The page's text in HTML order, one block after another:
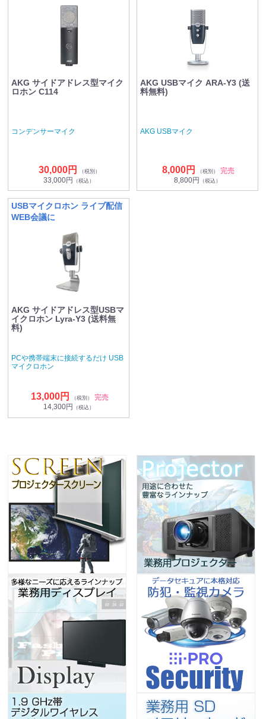
AKG サイドアドレス型マイク
ロホン C114
コンデンサーマイク
30,000円 （税別）
33,000円 （税込）
AKG USBマイク ARA-Y3 (送
料無料)
AKG USBマイク
8,000円 （税別）
完売
8,800円 （税込）
USBマイクロホン ライブ配信
WEB会議に
AKG サイドアドレス型USBマ
イクロホン Lyra-Y3 (送料無
料)
PCや携帯端末に接続するだけ USB
マイクロホン
13,000円 （税別）
完売
14,300円
（税込）